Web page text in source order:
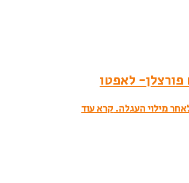
מילוי העגלה.קרא עוד